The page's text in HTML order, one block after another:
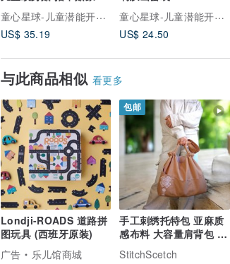
套组
童心星球-儿童潜能开发品牌
US$ 35.19
童心星球-儿童潜能开发品牌
US$ 24.50
与此商品相似 看更多
Londji-ROADS 道路拼
图玩具 (西班牙原装)
广告
乐儿馆商城
包邮
手工刺绣托特包 亚麻质
感布料 大容量肩背包 多
口袋设计
StitchScetch